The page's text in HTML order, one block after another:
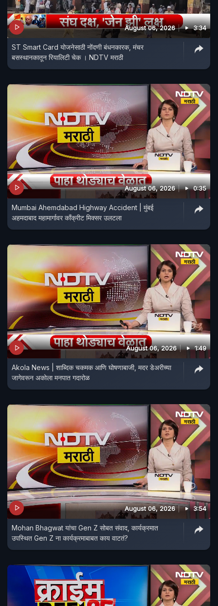
August 06, 2026 3:34
ST Smart Card योजनेसाठी नोंदणी बंधनकारक, मंचर
बसस्थानकातून रियालिटी चेक । NDTV मराठी
August 06, 2026 0:35
Mumbai Ahemdabad Highway Accident | मुंबई
अहमदाबाद महामार्गावर काँक्रीट मिक्सर उलटला
August 06, 2026 1:49
Akola News | शाब्दिक चकमक आणि घोषणाबाजी, मदर डेअरीच्या
जागेवरून अकोला मनपात गदारोळ
August 06, 2026 3:54
Mohan Bhagwat यांचा Gen Z सोबत संवाद, कार्यक्रमात
उपस्थित Gen Z ना कार्यक्रमाबाबत काय वाटतं?